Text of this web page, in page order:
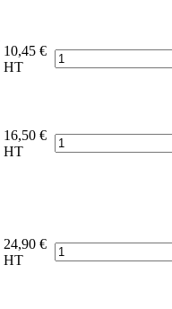
10,45 €
HT
16,50 €
HT
24,90 €
HT